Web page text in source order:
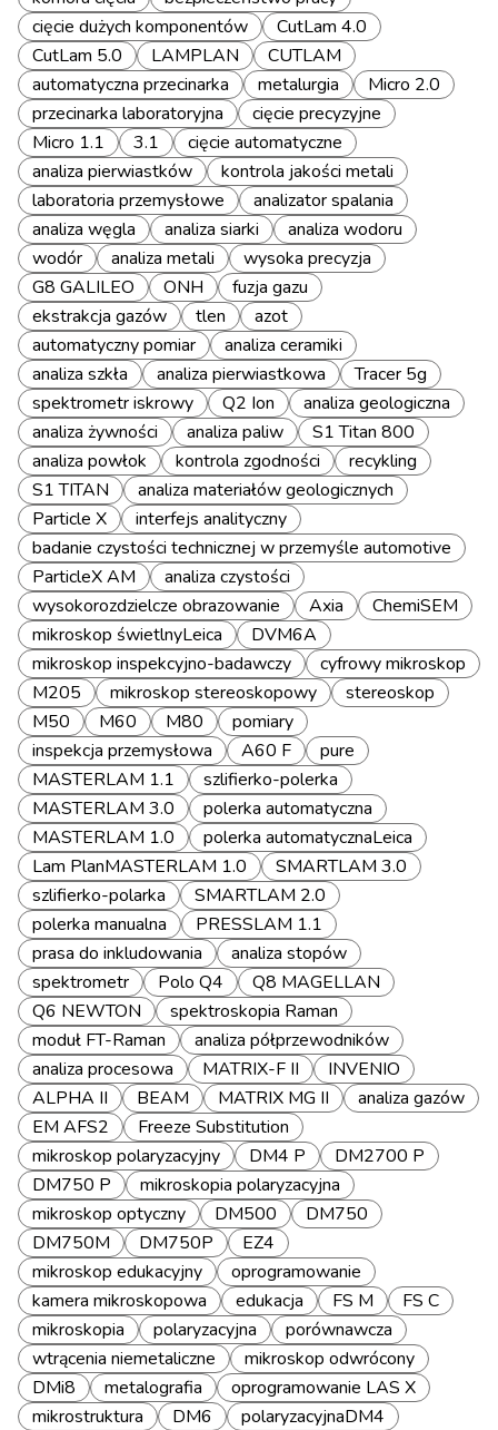
cięcie dużych komponentów
CutLam 4.0
CutLam 5.0
LAMPLAN
CUTLAM
automatyczna przecinarka
metalurgia
Micro 2.0
przecinarka laboratoryjna
cięcie precyzyjne
Micro 1.1
3.1
cięcie automatyczne
analiza pierwiastków
kontrola jakości metali
laboratoria przemysłowe
analizator spalania
analiza węgla
analiza siarki
analiza wodoru
wodór
analiza metali
wysoka precyzja
G8 GALILEO
ONH
fuzja gazu
ekstrakcja gazów
tlen
azot
automatyczny pomiar
analiza ceramiki
analiza szkła
analiza pierwiastkowa
Tracer 5g
spektrometr iskrowy
Q2 Ion
analiza geologiczna
analiza żywności
analiza paliw
S1 Titan 800
analiza powłok
kontrola zgodności
recykling
S1 TITAN
analiza materiałów geologicznych
Particle X
interfejs analityczny
badanie czystości technicznej w przemyśle automotive
ParticleX AM
analiza czystości
wysokorozdzielcze obrazowanie
Axia
ChemiSEM
mikroskop świetlnyLeica
DVM6A
mikroskop inspekcyjno-badawczy
cyfrowy mikroskop
M205
mikroskop stereoskopowy
stereoskop
M50
M60 M80
pomiary
inspekcja przemysłowa
A60 F
pure
MASTERLAM 1.1
szlifierko-polerka
MASTERLAM 3.0
polerka automatyczna
MASTERLAM 1.0
polerka automatycznaLeica
Lam PlanMASTERLAM 1.0
SMARTLAM 3.0
szlifierko-polarka
SMARTLAM 2.0
polerka manualna
PRESSLAM 1.1
prasa do inkludowania
analiza stopów
spektrometr
Polo Q4
Q8 MAGELLAN
Q6 NEWTON
spektroskopia Raman
moduł FT-Raman
analiza półprzewodników
analiza procesowa
MATRIX-F II
INVENIO
ALPHA II
BEAM MATRIX MG II
analiza gazów
EM AFS2
Freeze Substitution
mikroskop polaryzacyjny
DM4 P
DM2700 P
DM750 P
mikroskopia polaryzacyjna
mikroskop optyczny
DM500
DM750
DM750M
DM750P
EZ4
mikroskop edukacyjny
oprogramowanie
kamera mikroskopowa
edukacja FS M
FS C
mikroskopia
polaryzacyjna
porównawcza
wtrącenia niemetaliczne
mikroskop odwrócony
DMi8
metalografia
oprogramowanie LAS X
mikrostruktura
DM6
polaryzacyjnaDM4